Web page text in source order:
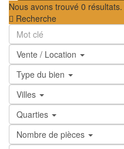
Nous avons trouvé 0 résultats.
Recherche
Vente / Location
Type du bien
Villes
Quarties
Nombre de pièces